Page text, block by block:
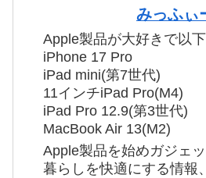
みっふぃ
Apple製品が大好きで以下
iPhone 17 Pro
iPad mini(第7世代)
11インチiPad Pro(M4)
iPad Pro 12.9(第3世代)
MacBook Air 13(M2)
Apple製品を始めガジェ
暮らしを快適にする情報